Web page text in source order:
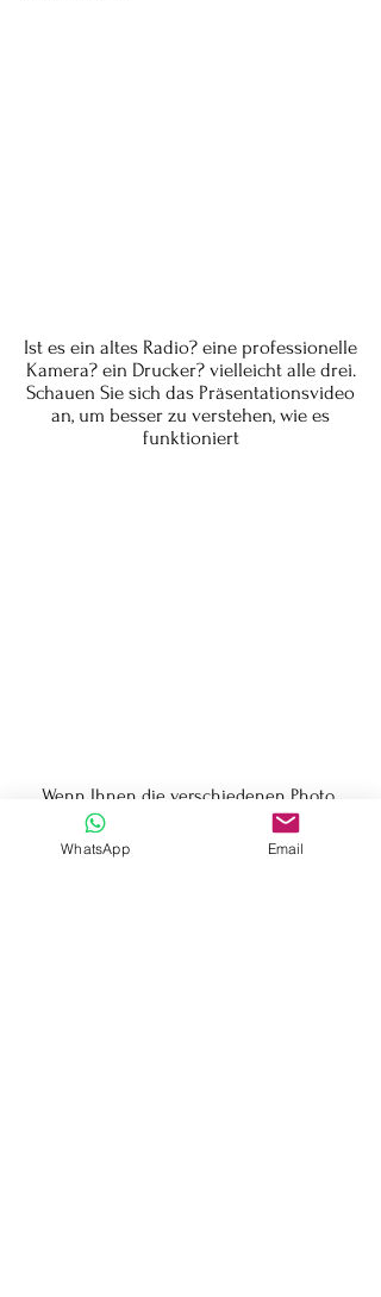
Ist es ein altes Radio? eine professionelle
Kamera? ein Drucker? vielleicht alle drei.
Schauen Sie sich das Präsentationsvideo
an, um besser zu verstehen, wie es
funktioniert
Wenn Ihnen die verschiedenen Photo
Booths, die Ihnen der Markt bietet, nicht
gefallen, vertrauen Sie diesem
handgefertigten Produkt.
WhatsApp Email